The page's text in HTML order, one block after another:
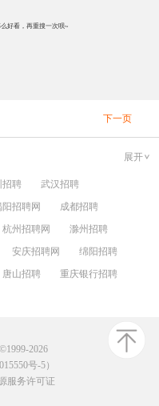
好看，再重搜一次呗~
下一页
展开
招聘
武汉招聘
阳招聘网
成都招聘
杭州招聘网
滁州招聘
安庆招聘网
绵阳招聘
唐山招聘
重庆银行招聘
2026
号-5）
服务许可证